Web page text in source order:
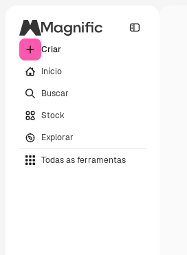
Criar
Início
Buscar
Stock
Explorar
Todas as ferramentas